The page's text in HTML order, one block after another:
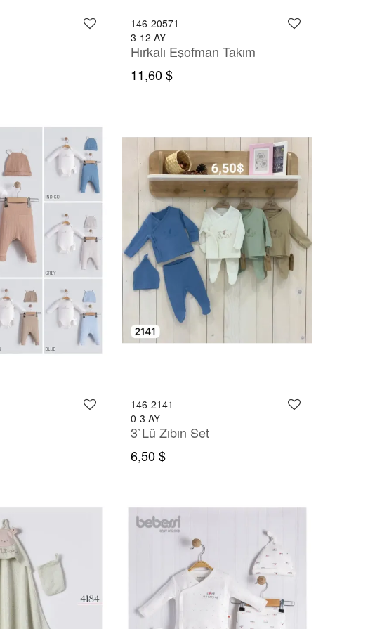
146-20571
3-12 AY
Hırkalı Eşofman Takım
11,60 $
146-2141
0-3 AY
3`Lü Zıbın Set
6,50 $